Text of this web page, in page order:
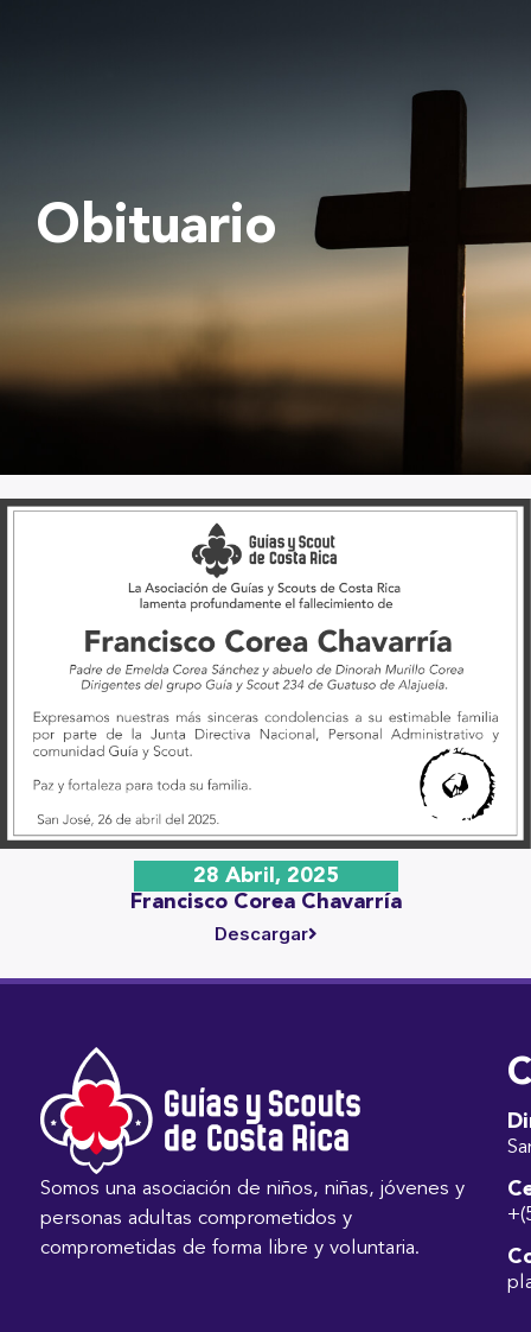
Obituario
28 Abril, 2025
Francisco Corea Chavarría
Descargar
Somos una asociación de niños, niñas, jóvenes y
personas adultas comprometidos y
comprometidas de forma libre y voluntaria.